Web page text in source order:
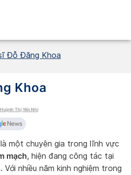
Đỗ Đăng Khoa
Khoa
Huỳnh Thị Yến Nhi
một chuyên gia trong lĩnh vực
mạch, hiện đang công tác tại
. Với nhiều năm kinh nghiệm trong